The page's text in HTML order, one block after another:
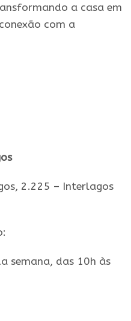
a casa em
com a
2.225 – Interlagos
semana, das 10h às